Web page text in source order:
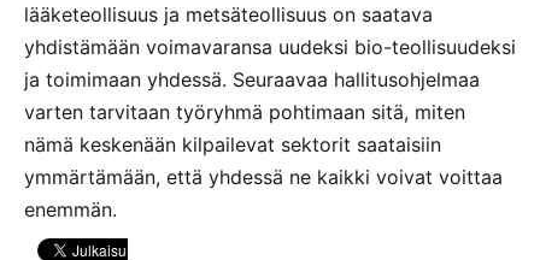
lääketeollisuus ja metsäteollisuus on saatava
yhdistämään voimavaransa uudeksi bio-teollisuudeksi
ja toimimaan yhdessä. Seuraavaa hallitusohjelmaa
varten tarvitaan työryhmä pohtimaan sitä, miten
nämä keskenään kilpailevat sektorit saataisiin
ymmärtämään, että yhdessä ne kaikki voivat voittaa
enemmän.